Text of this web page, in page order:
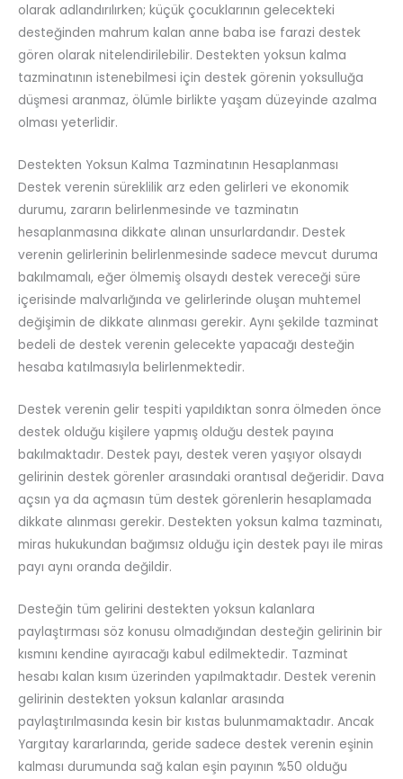
olarak adlandırılırken; küçük çocuklarının gelecekteki
desteğinden mahrum kalan anne baba ise farazi destek
gören olarak nitelendirilebilir. Destekten yoksun kalma
tazminatının istenebilmesi için destek görenin yoksulluğa
düşmesi aranmaz, ölümle birlikte yaşam düzeyinde azalma
olması yeterlidir.
Destekten Yoksun Kalma Tazminatının Hesaplanması
Destek verenin süreklilik arz eden gelirleri ve ekonomik
durumu, zararın belirlenmesinde ve tazminatın
hesaplanmasına dikkate alınan unsurlardandır. Destek
verenin gelirlerinin belirlenmesinde sadece mevcut duruma
bakılmamalı, eğer ölmemiş olsaydı destek vereceği süre
içerisinde malvarlığında ve gelirlerinde oluşan muhtemel
değişimin de dikkate alınması gerekir. Aynı şekilde tazminat
bedeli de destek verenin gelecekte yapacağı desteğin
hesaba katılmasıyla belirlenmektedir.
Destek verenin gelir tespiti yapıldıktan sonra ölmeden önce
destek olduğu kişilere yapmış olduğu destek payına
bakılmaktadır. Destek payı, destek veren yaşıyor olsaydı
gelirinin destek görenler arasındaki orantısal değeridir. Dava
açsın ya da açmasın tüm destek görenlerin hesaplamada
dikkate alınması gerekir. Destekten yoksun kalma tazminatı,
miras hukukundan bağımsız olduğu için destek payı ile miras
payı aynı oranda değildir.
Desteğin tüm gelirini destekten yoksun kalanlara
paylaştırması söz konusu olmadığından desteğin gelirinin bir
kısmını kendine ayıracağı kabul edilmektedir. Tazminat
hesabı kalan kısım üzerinden yapılmaktadır. Destek verenin
gelirinin destekten yoksun kalanlar arasında
paylaştırılmasında kesin bir kıstas bulunmamaktadır. Ancak
Yargıtay kararlarında, geride sadece destek verenin eşinin
kalması durumunda sağ kalan eşin payının %50 olduğu